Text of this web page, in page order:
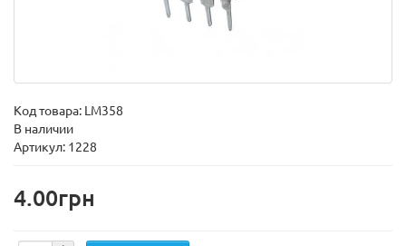
Код товара: LM358
В наличии
Артикул: 1228
4.00грн